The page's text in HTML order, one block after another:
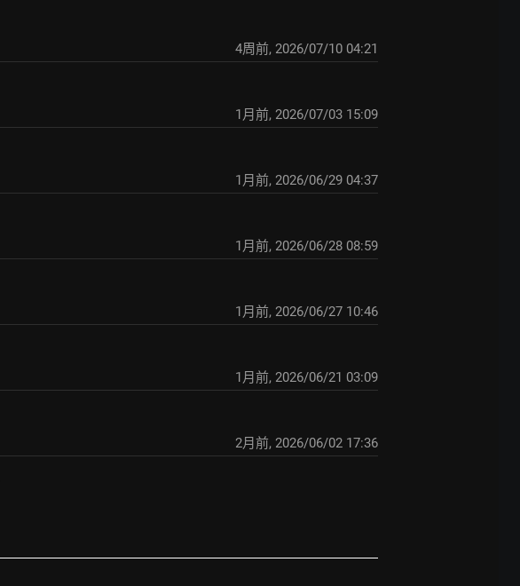
4周前, 2026/07/10 04:21
1月前, 2026/07/03 15:09
1月前, 2026/06/29 04:37
1月前, 2026/06/28 08:59
1月前, 2026/06/27 10:46
1月前, 2026/06/21 03:09
2月前, 2026/06/02 17:36